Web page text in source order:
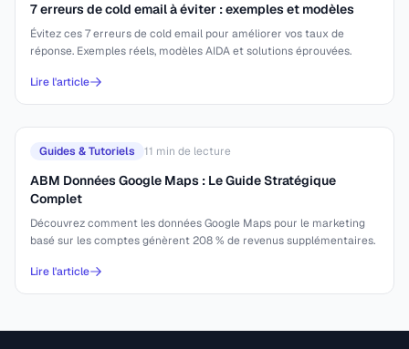
7 erreurs de cold email à éviter : exemples et modèles
Évitez ces 7 erreurs de cold email pour améliorer vos taux de
réponse. Exemples réels, modèles AIDA et solutions éprouvées.
Lire l'article
Guides & Tutoriels 11 min de lecture
ABM Données Google Maps : Le Guide Stratégique
Complet
Découvrez comment les données Google Maps pour le marketing
basé sur les comptes génèrent 208 % de revenus supplémentaires.
Lire l'article